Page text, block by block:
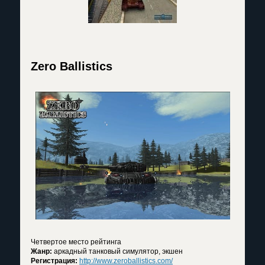
Zero Ballistics
Четвертое место рейтинга
Жанр: аркадный танковый симулятор, экшен
Регистрация: http://www.zeroballistics.com/